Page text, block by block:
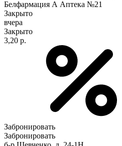
Белфармация А Аптека №21
Закрыто
вчера
Закрыто
3,20 р.
Забронировать
Забронировать